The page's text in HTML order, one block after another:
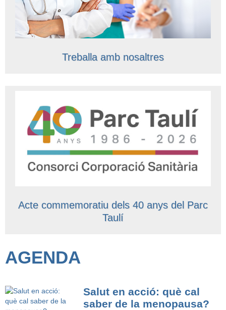
Treballa amb nosaltres
Acte commemoratiu dels 40 anys del Parc
Taulí
AGENDA
Salut en acció: què cal
saber de la menopausa?